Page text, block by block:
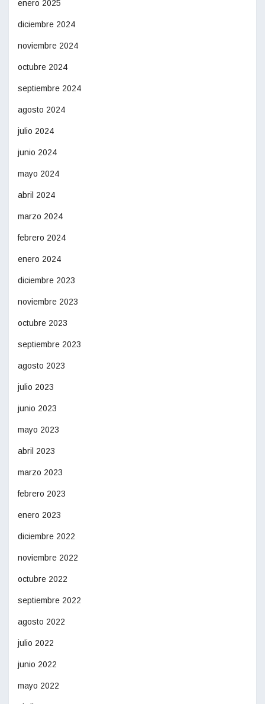
enero 2025
diciembre 2024
noviembre 2024
octubre 2024
septiembre 2024
agosto 2024
julio 2024
junio 2024
mayo 2024
abril 2024
marzo 2024
febrero 2024
enero 2024
diciembre 2023
noviembre 2023
octubre 2023
septiembre 2023
agosto 2023
julio 2023
junio 2023
mayo 2023
abril 2023
marzo 2023
febrero 2023
enero 2023
diciembre 2022
noviembre 2022
octubre 2022
septiembre 2022
agosto 2022
julio 2022
junio 2022
mayo 2022